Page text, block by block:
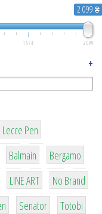
2 099 ₴
1 574 2 099
+
2
Lecce Pen
4
Balmain
26
Bergamo
4
LINE ART
90
No Brand
15
Senator
43
Totobi